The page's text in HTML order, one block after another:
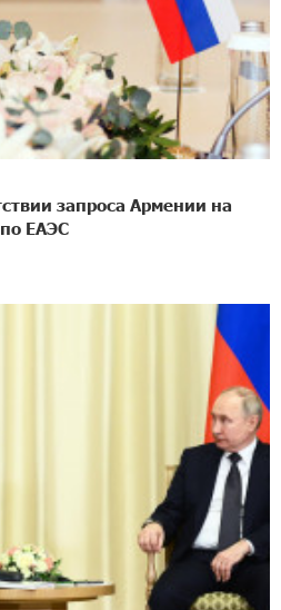
запроса Армении на
ЕАЭС